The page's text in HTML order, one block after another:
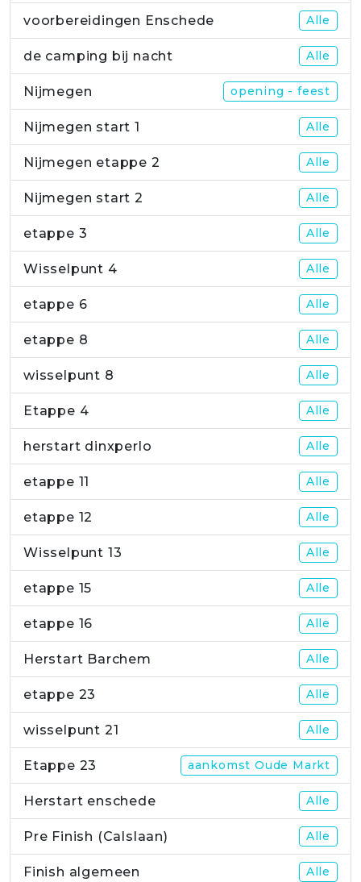
voorbereidingen Enschede Alle
de camping bij nacht Alle
Nijmegen opening - feest
Nijmegen start 1 Alle
Nijmegen etappe 2 Alle
Nijmegen start 2 Alle
etappe 3 Alle
Wisselpunt 4 Alle
etappe 6 Alle
etappe 8 Alle
wisselpunt 8 Alle
Etappe 4 Alle
herstart dinxperlo Alle
etappe 11 Alle
etappe 12 Alle
Wisselpunt 13 Alle
etappe 15 Alle
etappe 16 Alle
Herstart Barchem Alle
etappe 23 Alle
wisselpunt 21 Alle
Etappe 23 aankomst Oude Markt
Herstart enschede Alle
Pre Finish (Calslaan) Alle
Finish algemeen Alle